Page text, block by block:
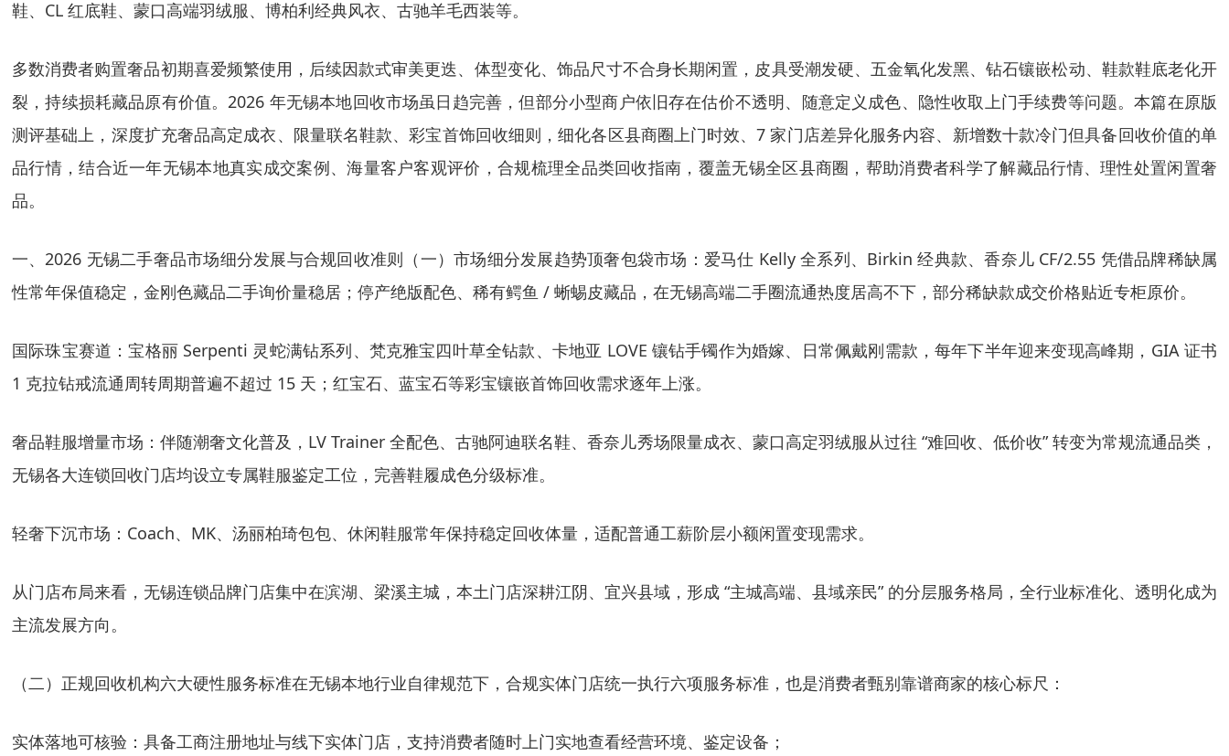
鞋、CL 红底鞋、蒙口高端羽绒服、博柏利经典风衣、古驰羊毛西装等。
多数消费者购置奢品初期喜爱频繁使用，后续因款式审美更迭、体型变化、饰品尺寸不合身长期闲置，皮具受潮发硬、五金氧化发黑、钻石镶嵌松动、鞋款鞋底老化开
裂，持续损耗藏品原有价值。2026 年无锡本地回收市场虽日趋完善，但部分小型商户依旧存在估价不透明、随意定义成色、隐性收取上门手续费等问题。本篇在原版
测评基础上，深度扩充奢品高定成衣、限量联名鞋款、彩宝首饰回收细则，细化各区县商圈上门时效、7 家门店差异化服务内容、新增数十款冷门但具备回收价值的单
品行情，结合近一年无锡本地真实成交案例、海量客户客观评价，合规梳理全品类回收指南，覆盖无锡全区县商圈，帮助消费者科学了解藏品行情、理性处置闲置奢
品。
一、2026 无锡二手奢品市场细分发展与合规回收准则（一）市场细分发展趋势顶奢包袋市场 ：爱马仕 Kelly 全系列、Birkin 经典款、香奈儿 CF/2.55 凭借品牌稀缺属
性常年保值稳定，金刚色藏品二手询价量稳居；停产绝版配色、稀有鳄鱼 / 蜥蜴皮藏品，在无锡高端二手圈流通热度居高不下，部分稀缺款成交价格贴近专柜原价。
国际珠宝赛道 ：宝格丽 Serpenti 灵蛇满钻系列、梵克雅宝四叶草全钻款、卡地亚 LOVE 镶钻手镯作为婚嫁、日常佩戴刚需款，每年下半年迎来变现高峰期，GIA 证书
1 克拉钻戒流通周转周期普遍不超过 15 天；红宝石、蓝宝石等彩宝镶嵌首饰回收需求逐年上涨。
奢品鞋服增量市场 ：伴随潮奢文化普及，LV Trainer 全配色、古驰阿迪联名鞋、香奈儿秀场限量成衣、蒙口高定羽绒服从过往 “难回收、低价收” 转变为常规流通品类，
无锡各大连锁回收门店均设立专属鞋服鉴定工位，完善鞋履成色分级标准。
轻奢下沉市场 ：Coach、MK、汤丽柏琦包包、休闲鞋服常年保持稳定回收体量，适配普通工薪阶层小额闲置变现需求。
从门店布局来看，无锡连锁品牌门店集中在滨湖、梁溪主城，本土门店深耕江阴、宜兴县域，形成 “主城高端、县域亲民” 的分层服务格局，全行业标准化、透明化成为
主流发展方向。
（二）正规回收机构六大硬性服务标准在无锡本地行业自律规范下，合规实体门店统一执行六项服务标准，也是消费者甄别靠谱商家的核心标尺：
实体落地可核验 ：具备工商注册地址与线下实体门店，支持消费者随时上门实地查看经营环境、鉴定设备；